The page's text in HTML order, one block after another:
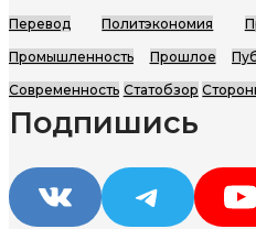
Перевод
Политэкономия
Промышленность
Прошлое
Современность Статобзор
Подпишись
VK